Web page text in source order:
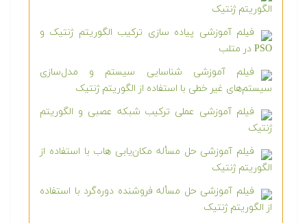
الگوریتم ژنتیک
فیلم آموزشی پیاده سازی ترکیب الگوریتم ژنتیک و
PSO در متلب
فیلم آموزشی شناسایی سیستم و مدل‌سازی
سیستم‌های غیر خطی با استفاده از الگوریتم ژنتیک
فیلم آموزشی عملی ترکیب شبکه عصبی و الگوریتم
ژنتیک
فیلم آموزشی حل مسأله مکان‌یابی هاب با استفاده از
الگوریتم ژنتیک
فیلم آموزشی حل مسأله فروشنده دوره‌گرد با استفاده
از الگوریتم ژنتیک